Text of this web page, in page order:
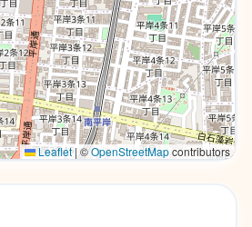
Leaflet |©OpenStreetMapcontributors